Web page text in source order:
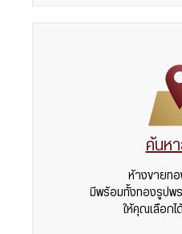
ค้นห
ห้างขายทอ
มีพร้อมทั้งทองรูปพ
ให้คุณเลือก